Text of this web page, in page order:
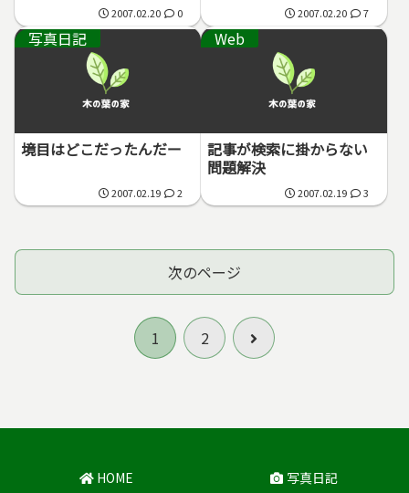
2007.02.20 0 2007.02.20 7
写真日記
境目はどこだったんだー
2007.02.19 2
Web
記事が検索に掛からない
問題解決
2007.02.19 3
次のページ
1 2
次
HOME 写真日記